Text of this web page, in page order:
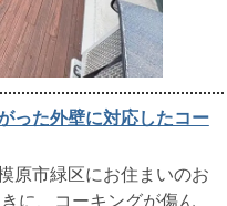
った外壁に対応したコー
原市緑区にお住まいのお
に、コーキングが傷ん